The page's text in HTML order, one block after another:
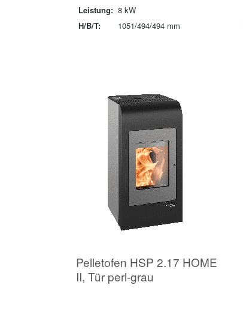
Leistung: 8 kW
H/B/T:
1051/494/494 mm
Pelletofen HSP 2.17 HOME
II, Tür perl-grau